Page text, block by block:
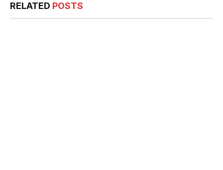
RELATED POSTS